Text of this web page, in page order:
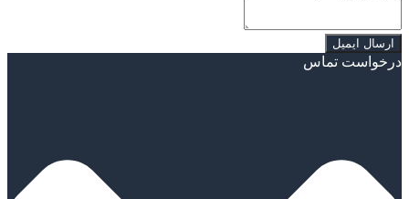
درخواست تماس